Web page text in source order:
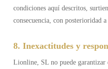
condiciones aquí descritos,
consecuencia, con posterioridad
8. Inexactitudes y
Lionline, SL no puede garantizar